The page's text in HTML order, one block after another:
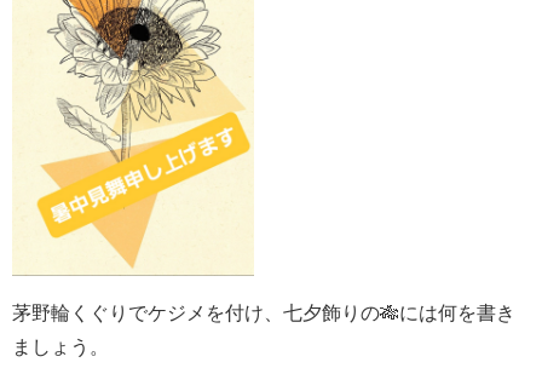
茅野輪くぐりでケジメを付け、七夕飾りの🎋には何を書き
ましょう。